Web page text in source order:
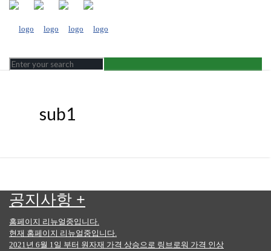
sub1
공지사항 +
홈페이지 리뉴얼중입니다.
현재 홈페이지 리뉴얼중입니다.
2021년 6월 1일 부터 원자재 가격 상승으로 링브로워 가격 인상